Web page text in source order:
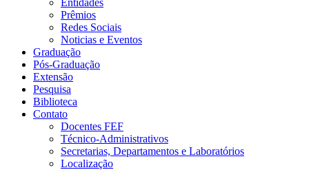
Entidades
Prêmios
Redes Sociais
Noticias e Eventos
Graduação
Pós-Graduação
Extensão
Pesquisa
Biblioteca
Contato
Docentes FEF
Técnico-Administrativos
Secretarias, Departamentos e Laboratórios
Localização